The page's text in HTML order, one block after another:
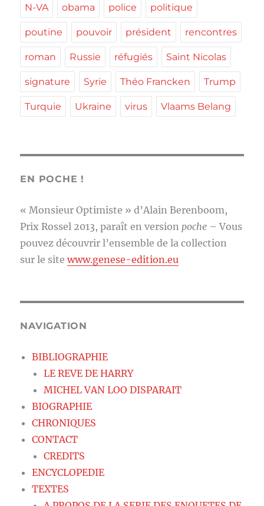
N-VA obama police politique
poutine pouvoir président rencontres
roman Russie réfugiés Saint Nicolas
signature Syrie Théo Francken Trump
Turquie Ukraine virus Vlaams Belang
EN POCHE !
« Monsieur Optimiste » d’Alain Berenboom,
Prix Rossel 2013, paraît en version poche – Vous
pouvez découvrir l’ensemble de la collection
sur le sitewww.genese-edition.eu
NAVIGATION
BIBLIOGRAPHIE
LE REVE DE HARRY
MICHEL VAN LOO DISPARAIT
BIOGRAPHIE
CHRONIQUES
CONTACT
CREDITS
ENCYCLOPEDIE
TEXTES